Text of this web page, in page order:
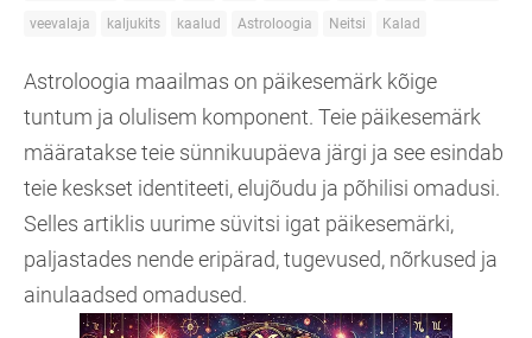
veevalaja kaljukits kaalud Astroloogia Neitsi Kalad
Astroloogia maailmas on päikesemärk kõige
tuntum ja olulisem komponent. Teie päikesemärk
määratakse teie sünnikuupäeva järgi ja see esindab
teie keskset identiteeti, elujõudu ja põhilisi omadusi.
Selles artiklis uurime süvitsi igat päikesemärki,
paljastades nende eripärad, tugevused, nõrkused ja
ainulaadsed omadused.